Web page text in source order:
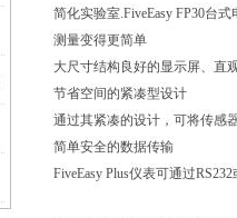
简化实验室.FiveEasy FP30台式
测量变得更简单
大尺寸结构良好的显示屏、直
节省空间的紧凑型设计
通过其紧凑的设计，可将传感
简单安全的数据传输
FiveEasy Plus仪表可通过